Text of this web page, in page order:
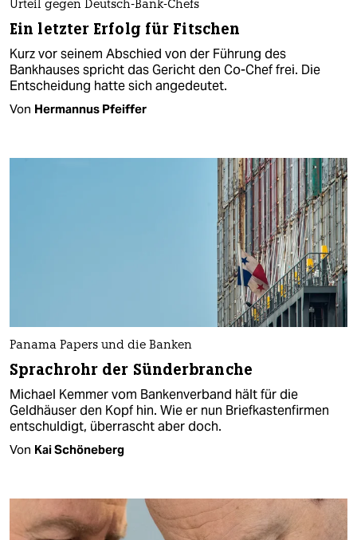
Urteil gegen Deutsch-Bank-Chefs
Ein letzter Erfolg für Fitschen
Kurz vor seinem Abschied von der Führung des
Bankhauses spricht das Gericht den Co-Chef frei. Die
Entscheidung hatte sich angedeutet.
Von Hermannus Pfeiffer
Panama Papers und die Banken
Sprachrohr der Sünderbranche
Michael Kemmer vom Bankenverband hält für die
Geldhäuser den Kopf hin. Wie er nun Briefkastenfirmen
entschuldigt, überrascht aber doch.
Von Kai Schöneberg